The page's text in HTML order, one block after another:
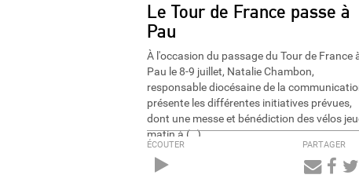
Le Tour de France passe à
Pau
À l'occasion du passage du Tour de France
Pau le 8-9 juillet, Natalie Chambon,
responsable diocésaine de la
présente les différentes initiatives prévues,
dont une messe et bénédiction des vélos
matin à (…)
ÉCOUTER PARTAGER